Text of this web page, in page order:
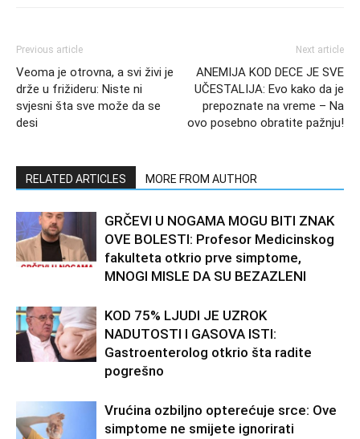
Previous article
Veoma je otrovna, a svi živi je
drže u frižideru: Niste ni
svjesni šta sve može da se
desi
Next article
ANEMIJA KOD DECE JE SVE
UČESTALIJA: Evo kako da je
prepoznate na vreme – Na
ovo posebno obratite pažnju!
RELATED ARTICLES MORE FROM AUTHOR
GRČEVI U NOGAMA MOGU BITI ZNAK
OVE BOLESTI: Profesor Medicinskog
fakulteta otkrio prve simptome,
MNOGI MISLE DA SU BEZAZLENI
KOD 75% LJUDI JE UZROK
NADUTOSTI I GASOVA ISTI:
Gastroenterolog otkrio šta radite
pogrešno
Vrućina ozbiljno opterećuje srce: Ove
simptome ne smijete ignorirati